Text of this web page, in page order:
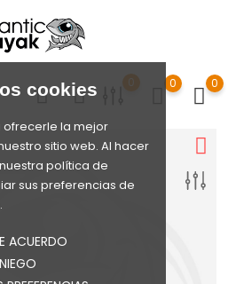
cookies
ofrecerle la mejor
sitio web. Al hacer
política de
sus preferencias de
ACUERDO
0
0
0